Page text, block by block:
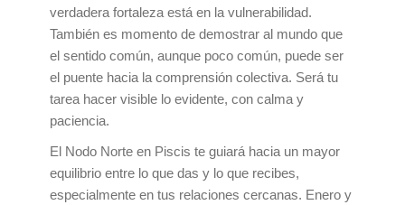
verdadera fortaleza está en la vulnerabilidad.
También es momento de demostrar al mundo que
el sentido común, aunque poco común, puede ser
el puente hacia la comprensión colectiva. Será tu
tarea hacer visible lo evidente, con calma y
paciencia.
El Nodo Norte en Piscis te guiará hacia un mayor
equilibrio entre lo que das y lo que recibes,
especialmente en tus relaciones cercanas. Enero y